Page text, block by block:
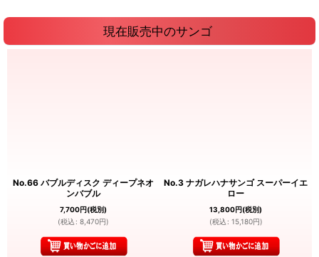
現在販売中のサンゴ
No.66 バブルディスク ディープネオ
ンバブル
7,700円(税別)
(税込 : 8,470円)
No.3 ナガレハナサンゴ スーパーイエ
ロー
13,800円(税別)
(税込 : 15,180円)